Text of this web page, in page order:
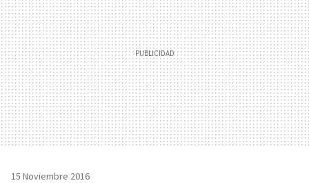
15 Noviembre 2016